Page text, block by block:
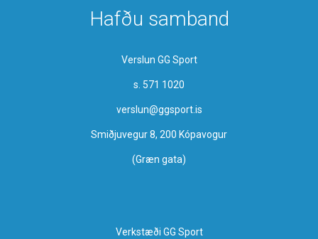
Hafðu samband
Verslun GG Sport
s. 571 1020
verslun@ggsport.is
Smiðjuvegur 8, 200 Kópavogur
(Græn gata)
Verkstæði GG Sport